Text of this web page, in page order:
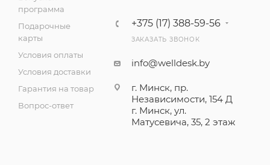
программа
Подарочные
карты
Условия оплаты
Условия доставки
Гарантия на товар
Вопрос-ответ
+375 (17) 388-59-56
ЗАКАЗАТЬ ЗВОНОК
info@welldesk.by
г. Минск, пр.
Независимости, 154 Д
г. Минск, ул.
Матусевича, 35, 2 этаж